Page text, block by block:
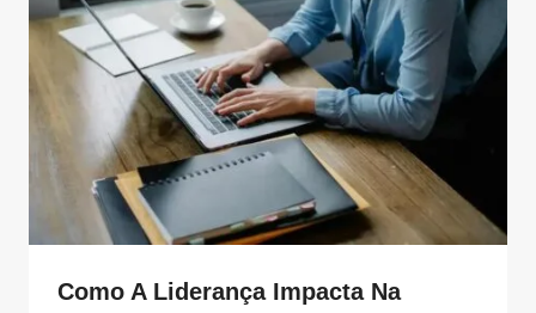
Como A Liderança Impacta Na